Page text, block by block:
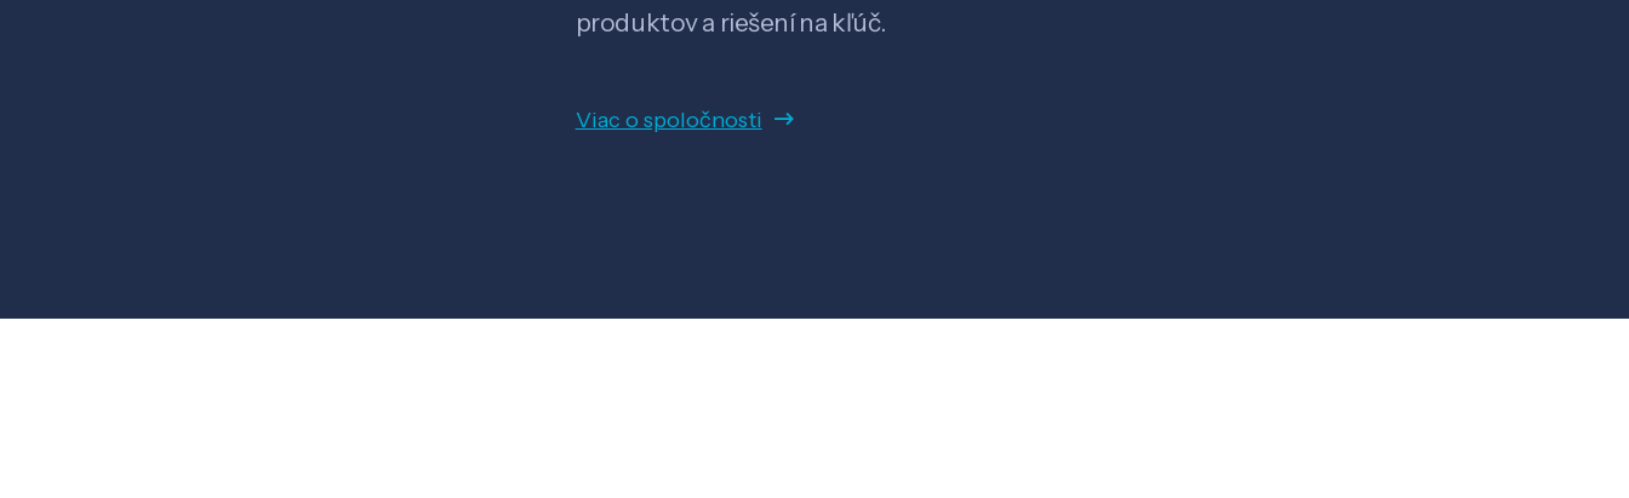
produktov a riešení na kľúč.
Viac o spoločnosti